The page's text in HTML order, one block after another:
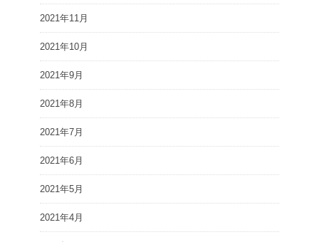
2021年11月
2021年10月
2021年9月
2021年8月
2021年7月
2021年6月
2021年5月
2021年4月